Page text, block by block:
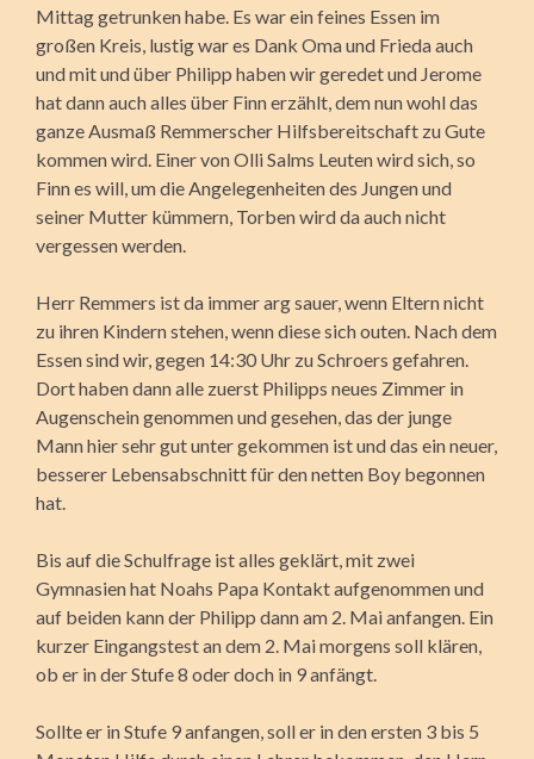
Mittag getrunken habe. Es war ein feines Essen im
großen Kreis, lustig war es Dank Oma und Frieda auch
und mit und über Philipp haben wir geredet und Jerome
hat dann auch alles über Finn erzählt, dem nun wohl das
ganze Ausmaß Remmerscher Hilfsbereitschaft zu Gute
kommen wird. Einer von Olli Salms Leuten wird sich, so
Finn es will, um die Angelegenheiten des Jungen und
seiner Mutter kümmern, Torben wird da auch nicht
vergessen werden.
Herr Remmers ist da immer arg sauer, wenn Eltern nicht
zu ihren Kindern stehen, wenn diese sich outen. Nach dem
Essen sind wir, gegen 14:30 Uhr zu Schroers gefahren.
Dort haben dann alle zuerst Philipps neues Zimmer in
Augenschein genommen und gesehen, das der junge
Mann hier sehr gut unter gekommen ist und das ein neuer,
besserer Lebensabschnitt für den netten Boy begonnen
hat.
Bis auf die Schulfrage ist alles geklärt, mit zwei
Gymnasien hat Noahs Papa Kontakt aufgenommen und
auf beiden kann der Philipp dann am 2. Mai anfangen. Ein
kurzer Eingangstest an dem 2. Mai morgens soll klären,
ob er in der Stufe 8 oder doch in 9 anfängt.
Sollte er in Stufe 9 anfangen, soll er in den ersten 3 bis 5